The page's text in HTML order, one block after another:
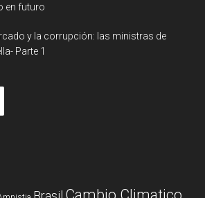
en futuro
y la corrupción: las ministras de
Parte 1